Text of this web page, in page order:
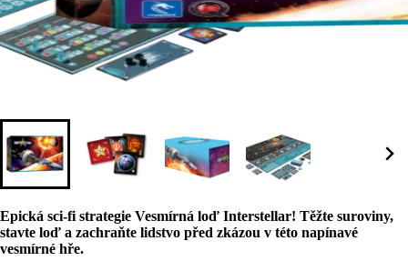
Epická sci-fi strategie Vesmírná loď Interstellar! Těžte suroviny,
stavte loď a zachraňte lidstvo před zkázou v této napínavé
vesmírné hře.